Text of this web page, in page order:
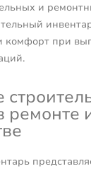
и
комфорт при
ремонте